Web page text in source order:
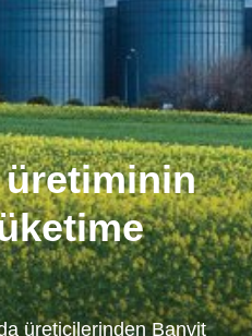
üretiminin
üreticilerinden Banvit